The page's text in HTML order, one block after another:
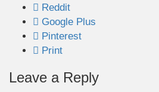
Reddit
Google Plus
Pinterest
Print
Leave a Reply